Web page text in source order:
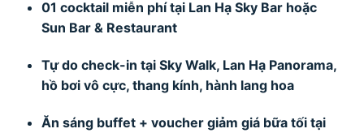
01 cocktail miễn phí tại Lan Hạ Sky Bar hoặc
Sun Bar & Restaurant
Tự do check-in tại Sky Walk, Lan Hạ Panorama,
hồ bơi vô cực, thang kính, hành lang hoa
Ăn sáng buffet + voucher giảm giá bữa tối tại